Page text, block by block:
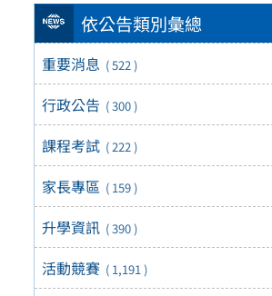
依公告類別彙總
重要消息 ( 522 )
行政公告 ( 300 )
課程考試 ( 222 )
家長專區 ( 159 )
升學資訊 ( 390 )
活動競賽 ( 1,191 )